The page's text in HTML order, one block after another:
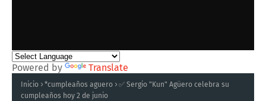
Powered by Translate
Inicio *cumpleaños aguero
✅ Sergio "Kun" Agüero celebra su
cumpleaños hoy 2 de junio